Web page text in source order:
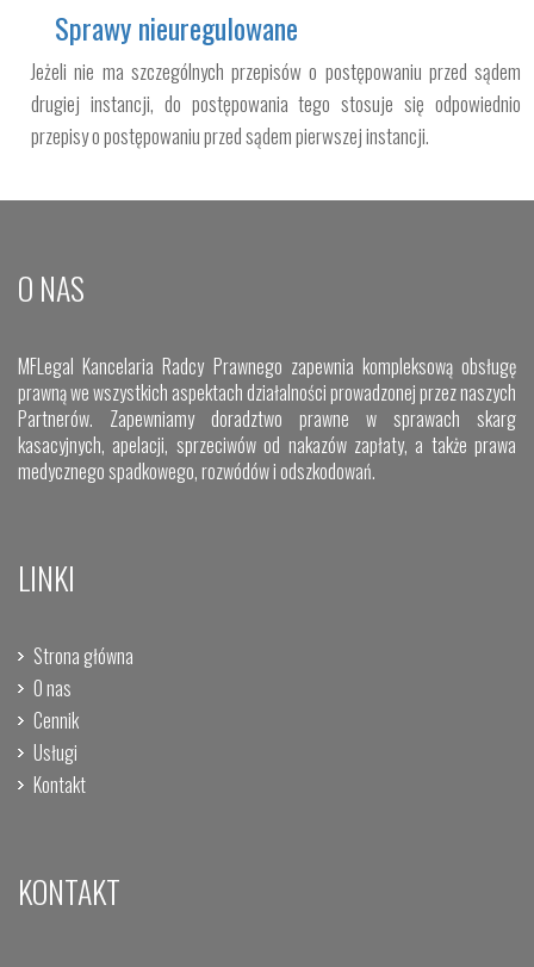
Sprawy nieuregulowane
Jeżeli nie ma szczególnych przepisów o postępowaniu przed sądem
drugiej instancji, do postępowania tego stosuje się odpowiednio
przepisy o postępowaniu przed sądem pierwszej instancji.
O NAS
MFLegal Kancelaria Radcy Prawnego zapewnia kompleksową obsługę
prawną we wszystkich aspektach działalności prowadzonej przez naszych
Partnerów. Zapewniamy doradztwo prawne w sprawach skarg
kasacyjnych, apelacji, sprzeciwów od nakazów zapłaty, a także prawa
medycznego spadkowego, rozwódów i odszkodowań.
LINKI
Strona główna
O nas
Cennik
Usługi
Kontakt
KONTAKT